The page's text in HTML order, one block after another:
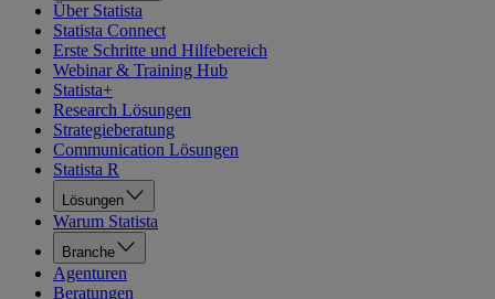
Über Statista
Statista Connect
Erste Schritte und Hilfebereich
Webinar & Training Hub
Statista+
Research Lösungen
Strategieberatung
Communication Lösungen
Statista R
Lösungen
Warum Statista
Branche
Agenturen
Beratungen